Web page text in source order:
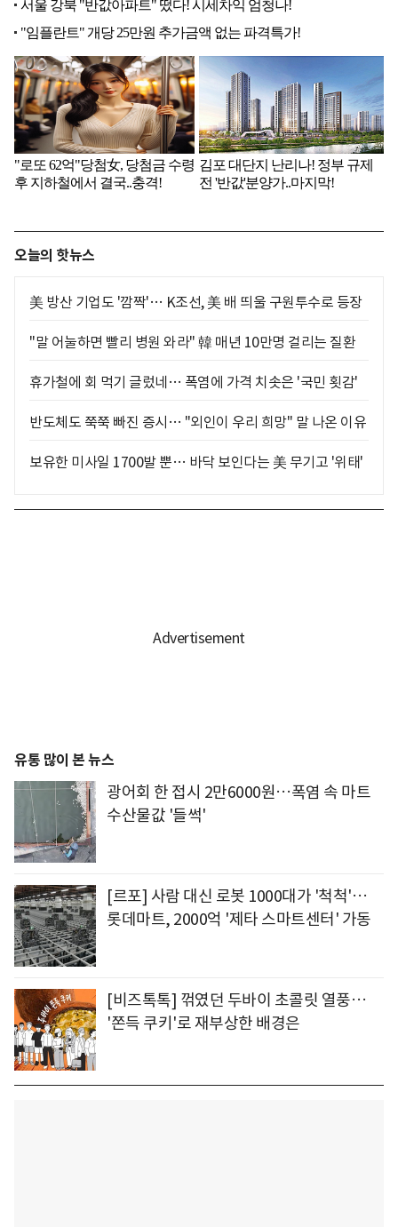
오늘의 핫뉴스
美 방산 기업도 '깜짝'… K조선, 美 배 띄울 구원투수로 등장
"말 어눌하면 빨리 병원 와라" 韓 매년 10만명 걸리는 질환
휴가철에 회 먹기 글렀네… 폭염에 가격 치솟은 '국민 횟감'
반도체도 쭉쭉 빠진 증시… "외인이 우리 희망" 말 나온 이유
보유한 미사일 1700발 뿐… 바닥 보인다는 美 무기고 '위태'
유통 많이 본 뉴스
광어회 한 접시 2만6000원…폭염 속 마트
수산물값 '들썩'
[르포] 사람 대신 로봇 1000대가 '척척'…
롯데마트, 2000억 '제타 스마트센터' 가동
[비즈톡톡] 꺾였던 두바이 초콜릿 열풍…
'쫀득 쿠키'로 재부상한 배경은